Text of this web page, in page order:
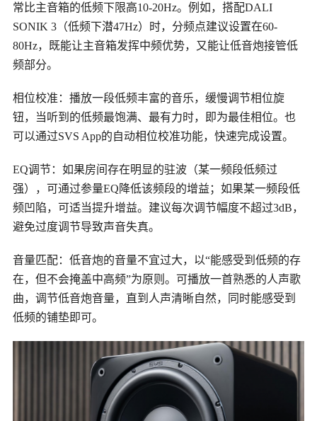
常比主音箱的低频下限高10-20Hz。例如，搭配DALI
SONIK 3（低频下潜47Hz）时，分频点建议设置在60-
80Hz，既能让主音箱发挥中频优势，又能让低音炮接管低
频部分。
相位校准：播放一段低频丰富的音乐，缓慢调节相位旋
钮，当听到的低频最饱满、最有力时，即为最佳相位。也
可以通过SVS App的自动相位校准功能，快速完成设置。
EQ调节：如果房间存在明显的驻波（某一频段低频过
强），可通过参量EQ降低该频段的增益；如果某一频段低
频凹陷，可适当提升增益。建议每次调节幅度不超过3dB，
避免过度调节导致声音失真。
音量匹配：低音炮的音量不宜过大，以“能感受到低频的存
在，但不会掩盖中高频”为原则。可播放一首熟悉的人声歌
曲，调节低音炮音量，直到人声清晰自然，同时能感受到
低频的铺垫即可。